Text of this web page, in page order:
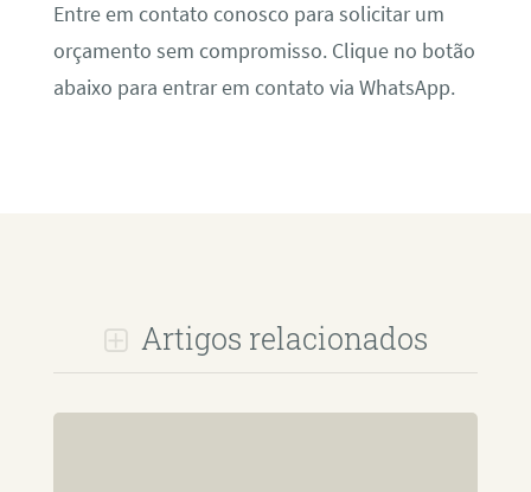
Entre em contato conosco para solicitar um
orçamento sem compromisso. Clique no botão
abaixo para entrar em contato via WhatsApp.
Artigos relacionados